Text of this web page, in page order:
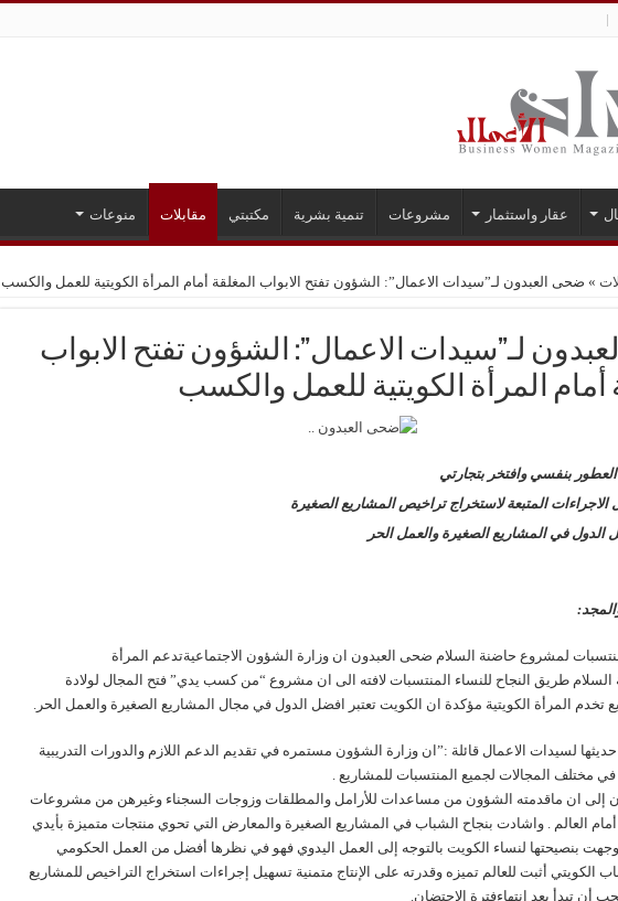
عقار واستثمار مشروعات تنمية بشرية مكتبتي مقابلات منوعات
» ضحى العبدون لـ”سيدات الاعمال”: الشؤون تفتح الابواب المغلقة أمام المرأة الكويتية للعمل والكسب
لـ”سيدات الاعمال”: الشؤون تفتح الابواب
أمام المرأة الكويتية للعمل والكسب
العطور بنفسي وافتخر بتجارتي
الاجراءات المتبعة لاستخراج تراخيص المشاريع الصغيرة
الدول في المشاريع الصغيرة والعمل الحر
لمشروع حاضنة السلام ضحى العبدون ان وزارة الشؤون الاجتماعيةتدعم المرأة
السلام طريق النجاح للنساء المنتسبات لافته الى ان مشروع “من كسب يدي” فتح المجال لولادة
المرأة الكويتية مؤكدة ان الكويت تعتبر افضل الدول في مجال المشاريع الصغيرة والعمل الحر.
لسيدات الاعمال قائلة :”ان وزارة الشؤون مستمره في تقديم الدعم اللازم والدورات التدريبية
في مختلف المجالات لجميع المنتسبات للمشاريع .
إلى ان ماقدمته الشؤون من مساعدات للأرامل والمطلقات وزوجات السجناء وغيرهن من مشروعات
أمام العالم . واشادت بنجاح الشباب في المشاريع الصغيرة والمعارض التي تحوي منتجات متميزة بأيدي
100%وتوجهت بنصيحتها لنساء الكويت بالتوجه إلى العمل اليدوي فهو في نظرها أفضل من العمل الحكومي
الكويتي أثبت للعالم تميزه وقدرته على الإنتاج متمنية تسهيل إجراءات استخراج التراخيص للمشاريع
أن تبدأ بعد انتهاءفترة الإحتضان.